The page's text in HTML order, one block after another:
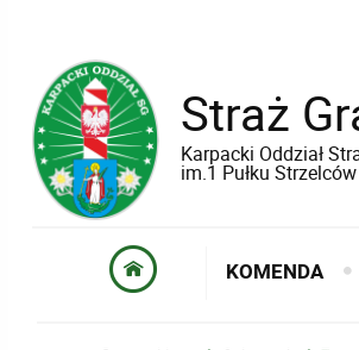
Straż
Karpacki Oddział
im.1 Pułku
KOMENDA